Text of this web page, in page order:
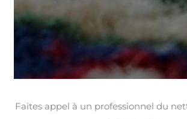
Faites appel à un professionnel du